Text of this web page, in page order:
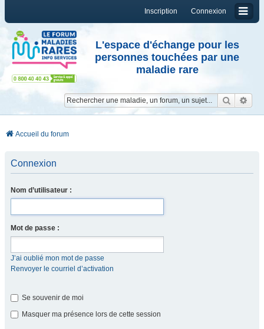
Connexion
Inscription
L'espace d'échange pour les
personnes touchées par une
maladie rare
Accueil du forum
Connexion
Nom d’utilisateur :
Mot de passe :
J’ai oublié mon mot de passe
Renvoyer le courriel d’activation
Se souvenir de moi
Masquer ma présence lors de cette session